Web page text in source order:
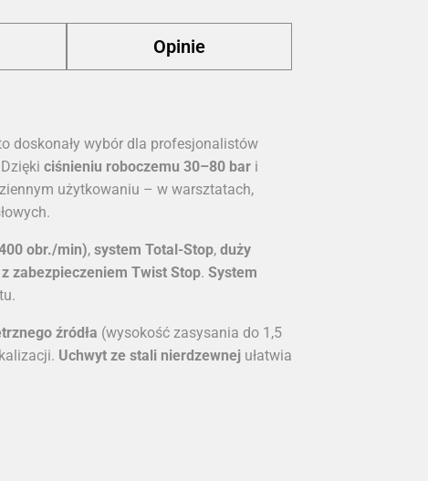
Opinie
doskonały wybór dla profesjonalistów
ciśnieniu roboczemu 30–80 bar i
użytkowaniu – w warsztatach,
obr./min), system Total-Stop, duży
zabezpieczeniem Twist Stop. System
źródła (wysokość zasysania do 1,5
Uchwyt ze stali nierdzewnej ułatwia